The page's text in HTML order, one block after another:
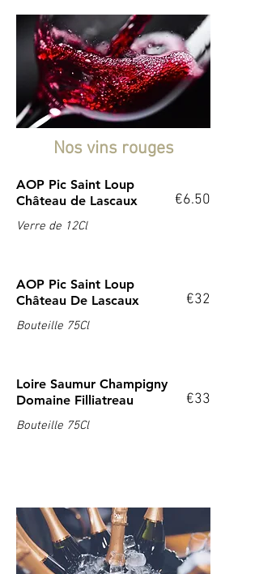
Nos vins rouges
AOP Pic Saint Loup
Château de Lascaux
Verre de 12Cl
€6.50
AOP Pic Saint Loup
Château De Lascaux
Bouteille 75Cl
€32
Loire Saumur Champigny
Domaine Filliatreau
Bouteille 75Cl
€33